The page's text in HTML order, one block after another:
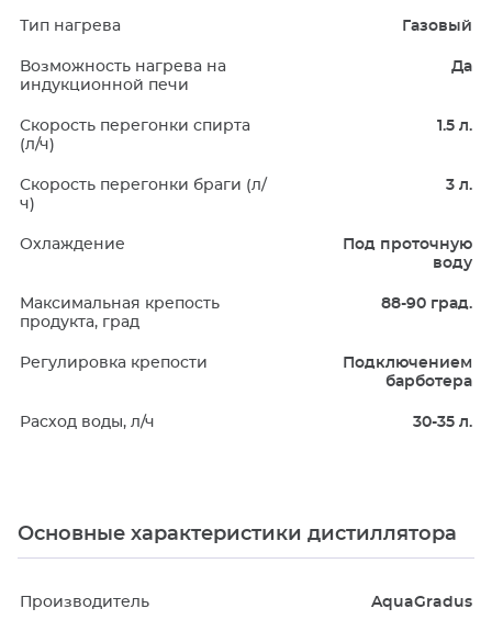
Тип нагрева Газовый
Возможность нагрева на
индукционной печи
Да
Скорость перегонки спирта
(л/ч)
1.5 л.
Скорость перегонки браги (л/
ч)
3 л.
Охлаждение
Под проточную
воду
Максимальная крепость
продукта, град
88-90 град.
Регулировка крепости
Подключением
барботера
Расход воды, л/ч 30-35 л.
Основные характеристики дистиллятора
Производитель AquaGradus